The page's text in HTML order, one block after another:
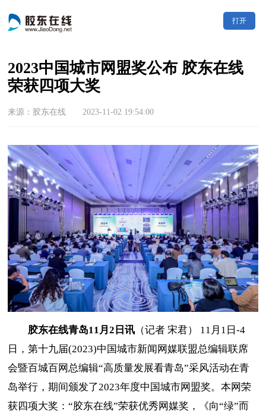
打开
2023中国城市网盟奖公布 胶东在线
荣获四项大奖
来源：胶东在线 2023-11-02 19:54:00
胶东在线青岛11月2日讯 （记者 宋君） 11月1日-4
日，第十九届(2023)中国城市新闻网媒联盟总编辑联席
会暨百城百网总编辑“高质量发展看青岛”采风活动在青
岛举行，期间颁发了2023年度中国城市网盟奖。本网荣
获四项大奖：“胶东在线”荣获优秀网媒奖，《向“绿”而